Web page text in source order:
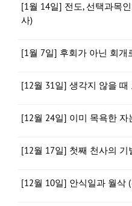
[1월 14일] 전도, 선택과목
사)
[1월 7일] 후회가 아닌 회개
[12월 31일] 생각지 않을
[12월 24일] 이미 목욕한
[12월 17일] 첫째 천사의 기
[12월 10일] 안식일과 월삭